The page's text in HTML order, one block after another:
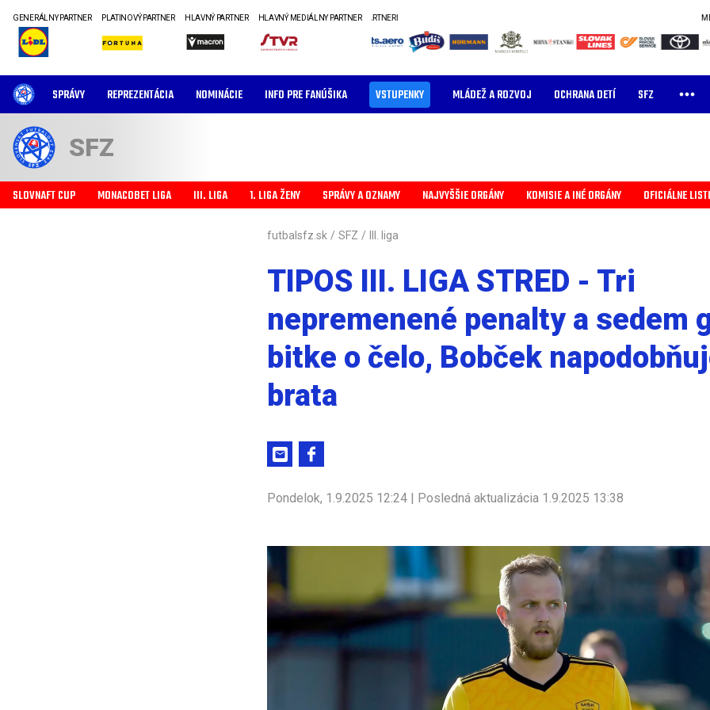
GENERÁLNY PARTNER PLATINOVÝ PARTNER HLAVNÝ PARTNER HLAVNÝ MEDIÁLNY PARTNER
SPRÁVY REPREZENTÁCIA NOMINÁCIE INFO PRE FANÚŠIKA VSTUPENKY MLÁDEŽ A ROZVOJ OCHRANA DETÍ SFZ
SFZ
SLOVNAFT CUP MONACOBET LIGA III. LIGA 1. LIGA ŽENY SPRÁVY A OZNAMY NAJVYŠŠIE ORGÁNY KOMISIE A INÉ ORGÁNY OFICIÁLNE
futbalsfz.sk / SFZ / III. liga
TIPOS III. LIGA STRED - Tri
nepremenené penalty a sedem
bitke o čelo, Bobček
brata
Pondelok, 1.9.2025 12:24 | Posledná aktualizácia 1.9.2025 13:38